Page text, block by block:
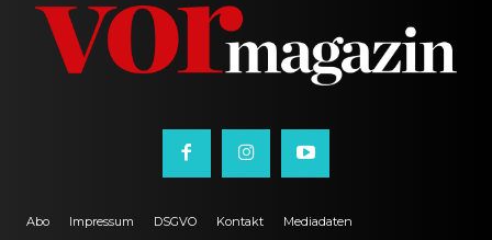
Abo Impressum DSGVO Kontakt Mediadaten